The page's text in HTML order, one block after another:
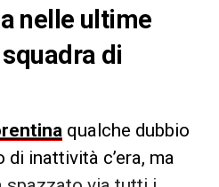
nelle ultime
di
qualche dubbio
inattività c’era, ma